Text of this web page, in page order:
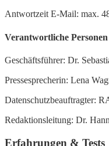
Antwortzeit E-Mail: max.
Verantwortliche Personen
Geschäftsführer: Dr.
Pressesprecherin: Lena
Datenschutzbeauftragter:
Redaktionsleitung: Dr.
Erfahrungen & Tests